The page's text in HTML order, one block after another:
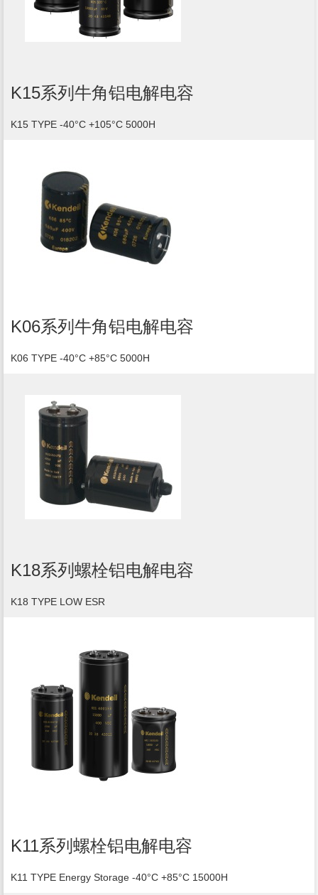
K15系列牛角铝电解电容
K15 TYPE -40°C +105°C 5000H
K06系列牛角铝电解电容
K06 TYPE -40°C +85°C 5000H
K18系列螺栓铝电解电容
K18 TYPE LOW ESR
K11系列螺栓铝电解电容
K11 TYPE Energy Storage -40°C +85°C 15000H